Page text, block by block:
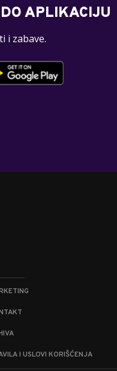
APLIKACIJU
i zabave.
I USLOVI KORIŠĆENJA